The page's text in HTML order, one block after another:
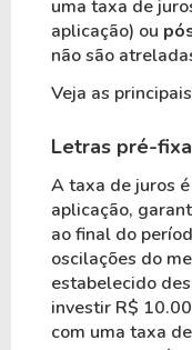
uma taxa de
aplicação) ou
não são
Veja as
Letras pré-
A taxa de juros
aplicação,
ao final do
oscilações do
estabelecido
investir R$
com uma taxa